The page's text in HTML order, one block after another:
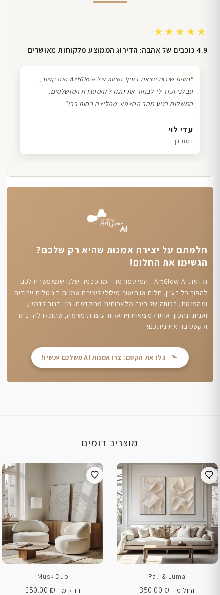
★★★★★
4.9 כוכבים של אהבה: הדירוג הממוצע מלקוחות מאושרים
שרון כהן
תל אביב
❞
"חווית שירות יוצאת דופן! הצוות של ArtGlow היה קשוב,
סבלני ועזר לי לבחור את הגודל והמסגרת המושלמים.
המשלוח הגיע מהר מהצפוי. ממליצה בחום רב!"
עדי לוי
רמת גן
דנה גל
חיפה
ליאת ויוסי מ.
הוד השרון
חלמתם על יצירת אמנות שהיא רק שלכם?
הגשימו את החלום!
גלו את ArtGlow AI - הפלטפורמה המהפכנית שלנו שמאפשרת לכם
להפוך כל רעיון, חלום או תיאור מילולי ליצירת אמנות דיגיטלית ייחודית
ומהפנטת, בכוחה של בינה מלאכותית מתקדמת. תנו דרור לדמיון,
ואנחנו נהפוך אותו למציאות ויזואלית עוצרת נשימה, שתוכלו להדפיס
ולקשט בה את ביתכם!
גלו את הקסם: צרו אמנות AI משלכם עכשיו!
מוצרים דומים
Pali & Luma
החל מ -
350.00 ₪
Musk Duo
החל מ -
350.00 ₪